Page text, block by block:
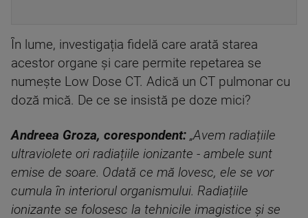
În lume, investigația fidelă care arată starea
acestor organe și care permite repetarea se
numește Low Dose CT. Adică un CT pulmonar cu
doză mică. De ce se insistă pe doze mici?
Andreea Groza, corespondent: „Avem radiațiile
ultraviolete ori radiațiile ionizante - ambele sunt
emise de soare. Odată ce mă lovesc, ele se vor
cumula în interiorul organismului. Radiațiile
ionizante se folosesc la tehnicile imagistice și se